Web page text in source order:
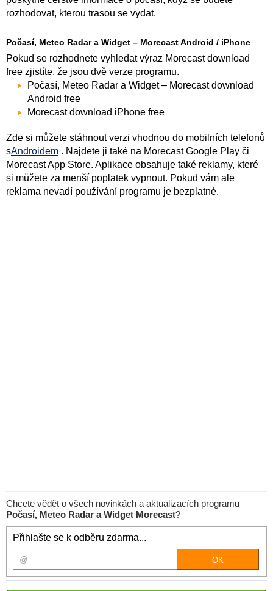
rozhodovat, kterou trasou se vydat.
Počasí, Meteo Radar a Widget – Morecast Android / iPhone
Pokud se rozhodnete vyhledat výraz Morecast download
free zjistíte, že jsou dvě verze programu.
Počasí, Meteo Radar a Widget – Morecast download
Android free
Morecast download iPhone free
Zde si můžete stáhnout verzi vhodnou do mobilních telefonů
sAndroidem . Najdete ji také na Morecast Google Play či
Morecast App Store. Aplikace obsahuje také reklamy, které
si můžete za menší poplatek vypnout. Pokud vám ale
reklama nevadí používání programu je bezplatné.
Chcete vědět o všech novinkách a aktualizacích programu
Počasí, Meteo Radar a Widget Morecast?
Přihlašte se k odběru zdarma...